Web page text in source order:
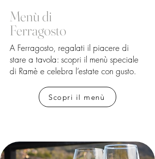
Menù di
Ferragosto
A Ferragosto, regalati il piacere di
stare a tavola: scopri il menù speciale
di Ramè e celebra l’estate con gusto.
Scopri il menù